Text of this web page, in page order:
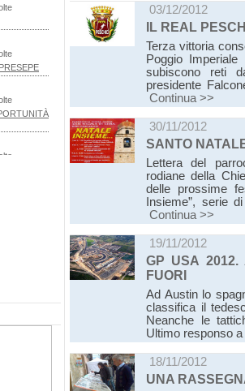
03/12/2012
IL REAL
Terza vittoria
Poggio
subiscono reti
presidente
Continua >>
30/11/2012
SANTO
Lettera del
rodiane della
delle prossime
Insieme”, serie
Continua >>
19/11/2012
GP USA 2012.
FUORI
Ad Austin lo
classifica il
Neanche le
Ultimo responso
18/11/2012
UNA